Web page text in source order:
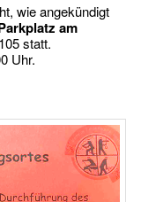
wie angekündigt
am
statt.
Uhr.